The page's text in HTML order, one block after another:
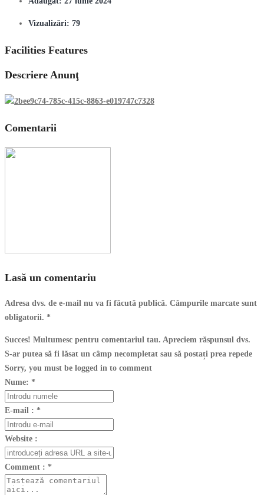
Vizualizări: 79
Facilities Features
Descriere Anunţ
Comentarii
Lasă un comentariu
Adresa dvs. de e-mail nu va fi făcută publică. Câmpurile marcate sunt
obligatorii. *
Succes! Multumesc pentru comentariul tau. Apreciem răspunsul dvs.
S-ar putea să fi lăsat un câmp necompletat sau să postați prea repede
Sorry, you must be logged in to comment
Nume: *
E-mail : *
Website :
Comment : *